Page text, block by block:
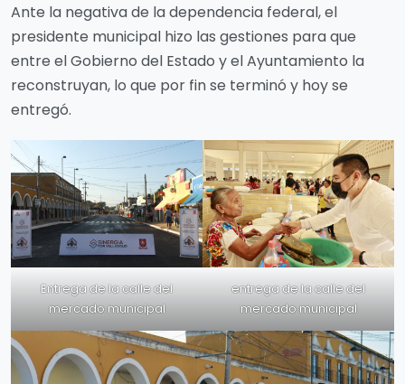
Ante la negativa de la dependencia federal, el
presidente municipal hizo las gestiones para que
entre el Gobierno del Estado y el Ayuntamiento la
reconstruyan, lo que por fin se terminó y hoy se
entregó.
Entrega de la calle del
mercado municipal
entrega de la calle del
mercado municipal